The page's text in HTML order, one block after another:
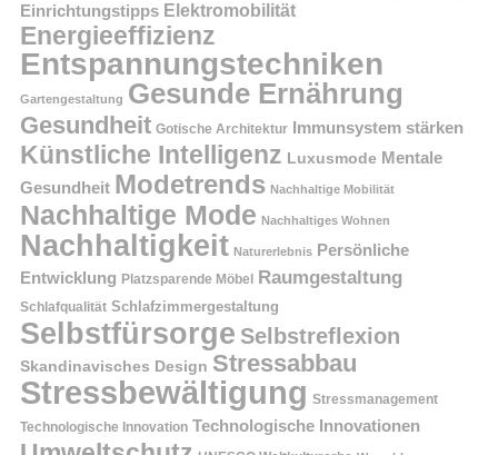
Einrichtungstipps Elektromobilität
Energieeffizienz
Entspannungstechniken
Gartengestaltung Gesunde Ernährung
Gesundheit Gotische Architektur Immunsystem stärken
Künstliche Intelligenz Luxusmode Mentale
Gesundheit Modetrends Nachhaltige Mobilität
Nachhaltige Mode Nachhaltiges Wohnen
Nachhaltigkeit Naturerlebnis Persönliche
Entwicklung Platzsparende Möbel Raumgestaltung
Schlafqualität Schlafzimmergestaltung
Selbstfürsorge Selbstreflexion
Skandinavisches Design Stressabbau
Stressbewältigung Stressmanagement
Technologische Innovation Technologische Innovationen